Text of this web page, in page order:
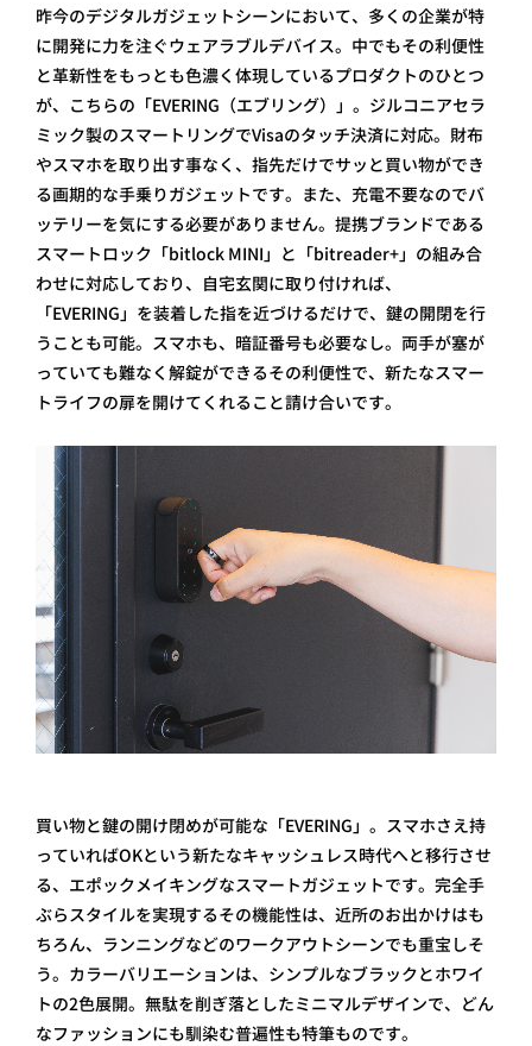
昨今のデジタルガジェットシーンにおいて、多くの企業が特
に開発に力を注ぐウェアラブルデバイス。中でもその利便性
と革新性をもっとも色濃く体現しているプロダクトのひとつ
が、こちらの「EVERING（エブリング）」。ジルコニアセラ
ミック製のスマートリングでVisaのタッチ決済に対応。財布
やスマホを取り出す事なく、指先だけでサッと買い物ができ
る画期的な手乗りガジェットです。また、充電不要なのでバ
ッテリーを気にする必要がありません。提携ブランドである
スマートロック「bitlock MINI」と「bitreader+」の組み合
わせに対応しており、自宅玄関に取り付ければ、
「EVERING」を装着した指を近づけるだけで、鍵の開閉を行
うことも可能。スマホも、暗証番号も必要なし。両手が塞が
っていても難なく解錠ができるその利便性で、新たなスマー
トライフの扉を開けてくれること請け合いです。
買い物と鍵の開け閉めが可能な「EVERING」。スマホさえ持
っていればOKという新たなキャッシュレス時代へと移行させ
る、エポックメイキングなスマートガジェットです。完全手
ぶらスタイルを実現するその機能性は、近所のお出かけはも
ちろん、ランニングなどのワークアウトシーンでも重宝しそ
う。カラーバリエーションは、シンプルなブラックとホワイ
トの2色展開。無駄を削ぎ落としたミニマルデザインで、どん
なファッションにも馴染む普遍性も特筆ものです。